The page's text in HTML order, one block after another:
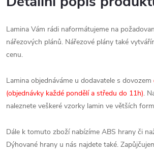
Lamina Vám rádi naformátujeme na
nářezových plánů. Nářezové plány také
cenu.
Lamina objednáváme u dodavatele s dovozem
(objednávky každé pondělí a středu do 11h).
naleznete veškeré vzorky lamin ve větších
Dále k tomuto zboží nabízíme ABS hrany či
Dýhované hrany u nás najdete také.